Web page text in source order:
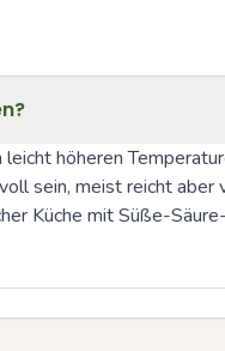
höheren
sein, meist reicht
Küche mit Süße-